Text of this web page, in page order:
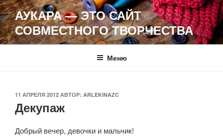
Перейти
к
содержимому
АУКАРА — ЭТО САЙТ
СОВМЕСТНОГО ТВОРЧЕСТВА
Меню
ОПУБЛИКОВАНО
11 АПРЕЛЯ 2012 АВТОР: ARLEKINAZC
Декупаж
Добрый вечер, девочки и мальчик!